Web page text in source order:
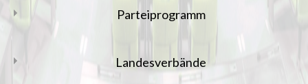
Parteiprogramm
Landesverbände